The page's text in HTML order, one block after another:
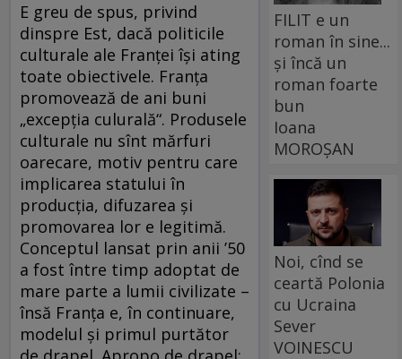
E greu de spus, privind
dinspre Est, dacă politicile
culturale ale Franţei îşi ating
toate obiectivele. Franţa
promovează de ani buni
„excepţia culurală“. Produsele
culturale nu sînt mărfuri
oarecare, motiv pentru care
implicarea statului în
producţia, difuzarea şi
promovarea lor e legitimă.
Conceptul lansat prin anii ’50
a fost între timp adoptat de
mare parte a lumii civilizate –
însă Franţa e, în continuare,
modelul şi primul purtător
FILIT e un
roman în sine...
și încă un
roman foarte
bun
Ioana
MOROȘAN
Noi, cînd se
ceartă Polonia
cu Ucraina
Sever
VOINESCU